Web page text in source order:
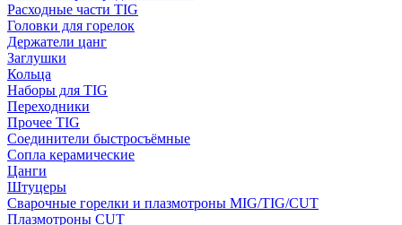
Расходные части TIG
Головки для горелок
Держатели цанг
Заглушки
Кольца
Наборы для TIG
Переходники
Прочее TIG
Соединители быстросъёмные
Сопла керамические
Цанги
Штуцеры
Сварочные горелки и плазмотроны MIG/TIG/CUT
Плазмотроны CUT